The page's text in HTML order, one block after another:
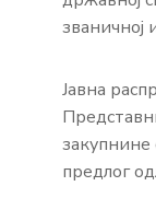
званичној
Јавна
закупнине
предлог